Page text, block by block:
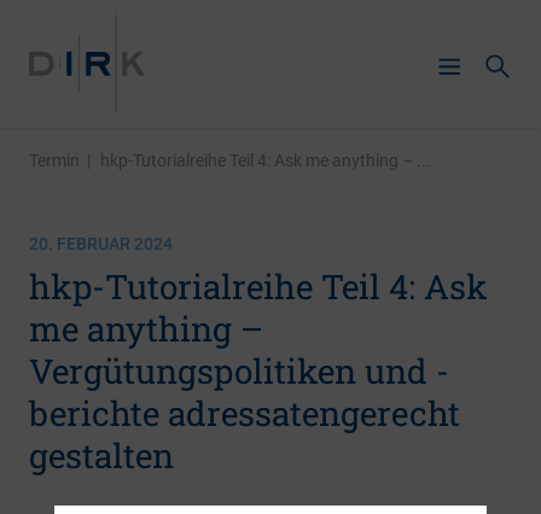
Termin | hkp-Tutorialreihe Teil 4: Ask me anything – ...
20. FEBRUAR 2024
hkp-Tutorialreihe Teil 4: Ask
me anything –
Vergütungspolitiken und -
berichte adressatengerecht
gestalten